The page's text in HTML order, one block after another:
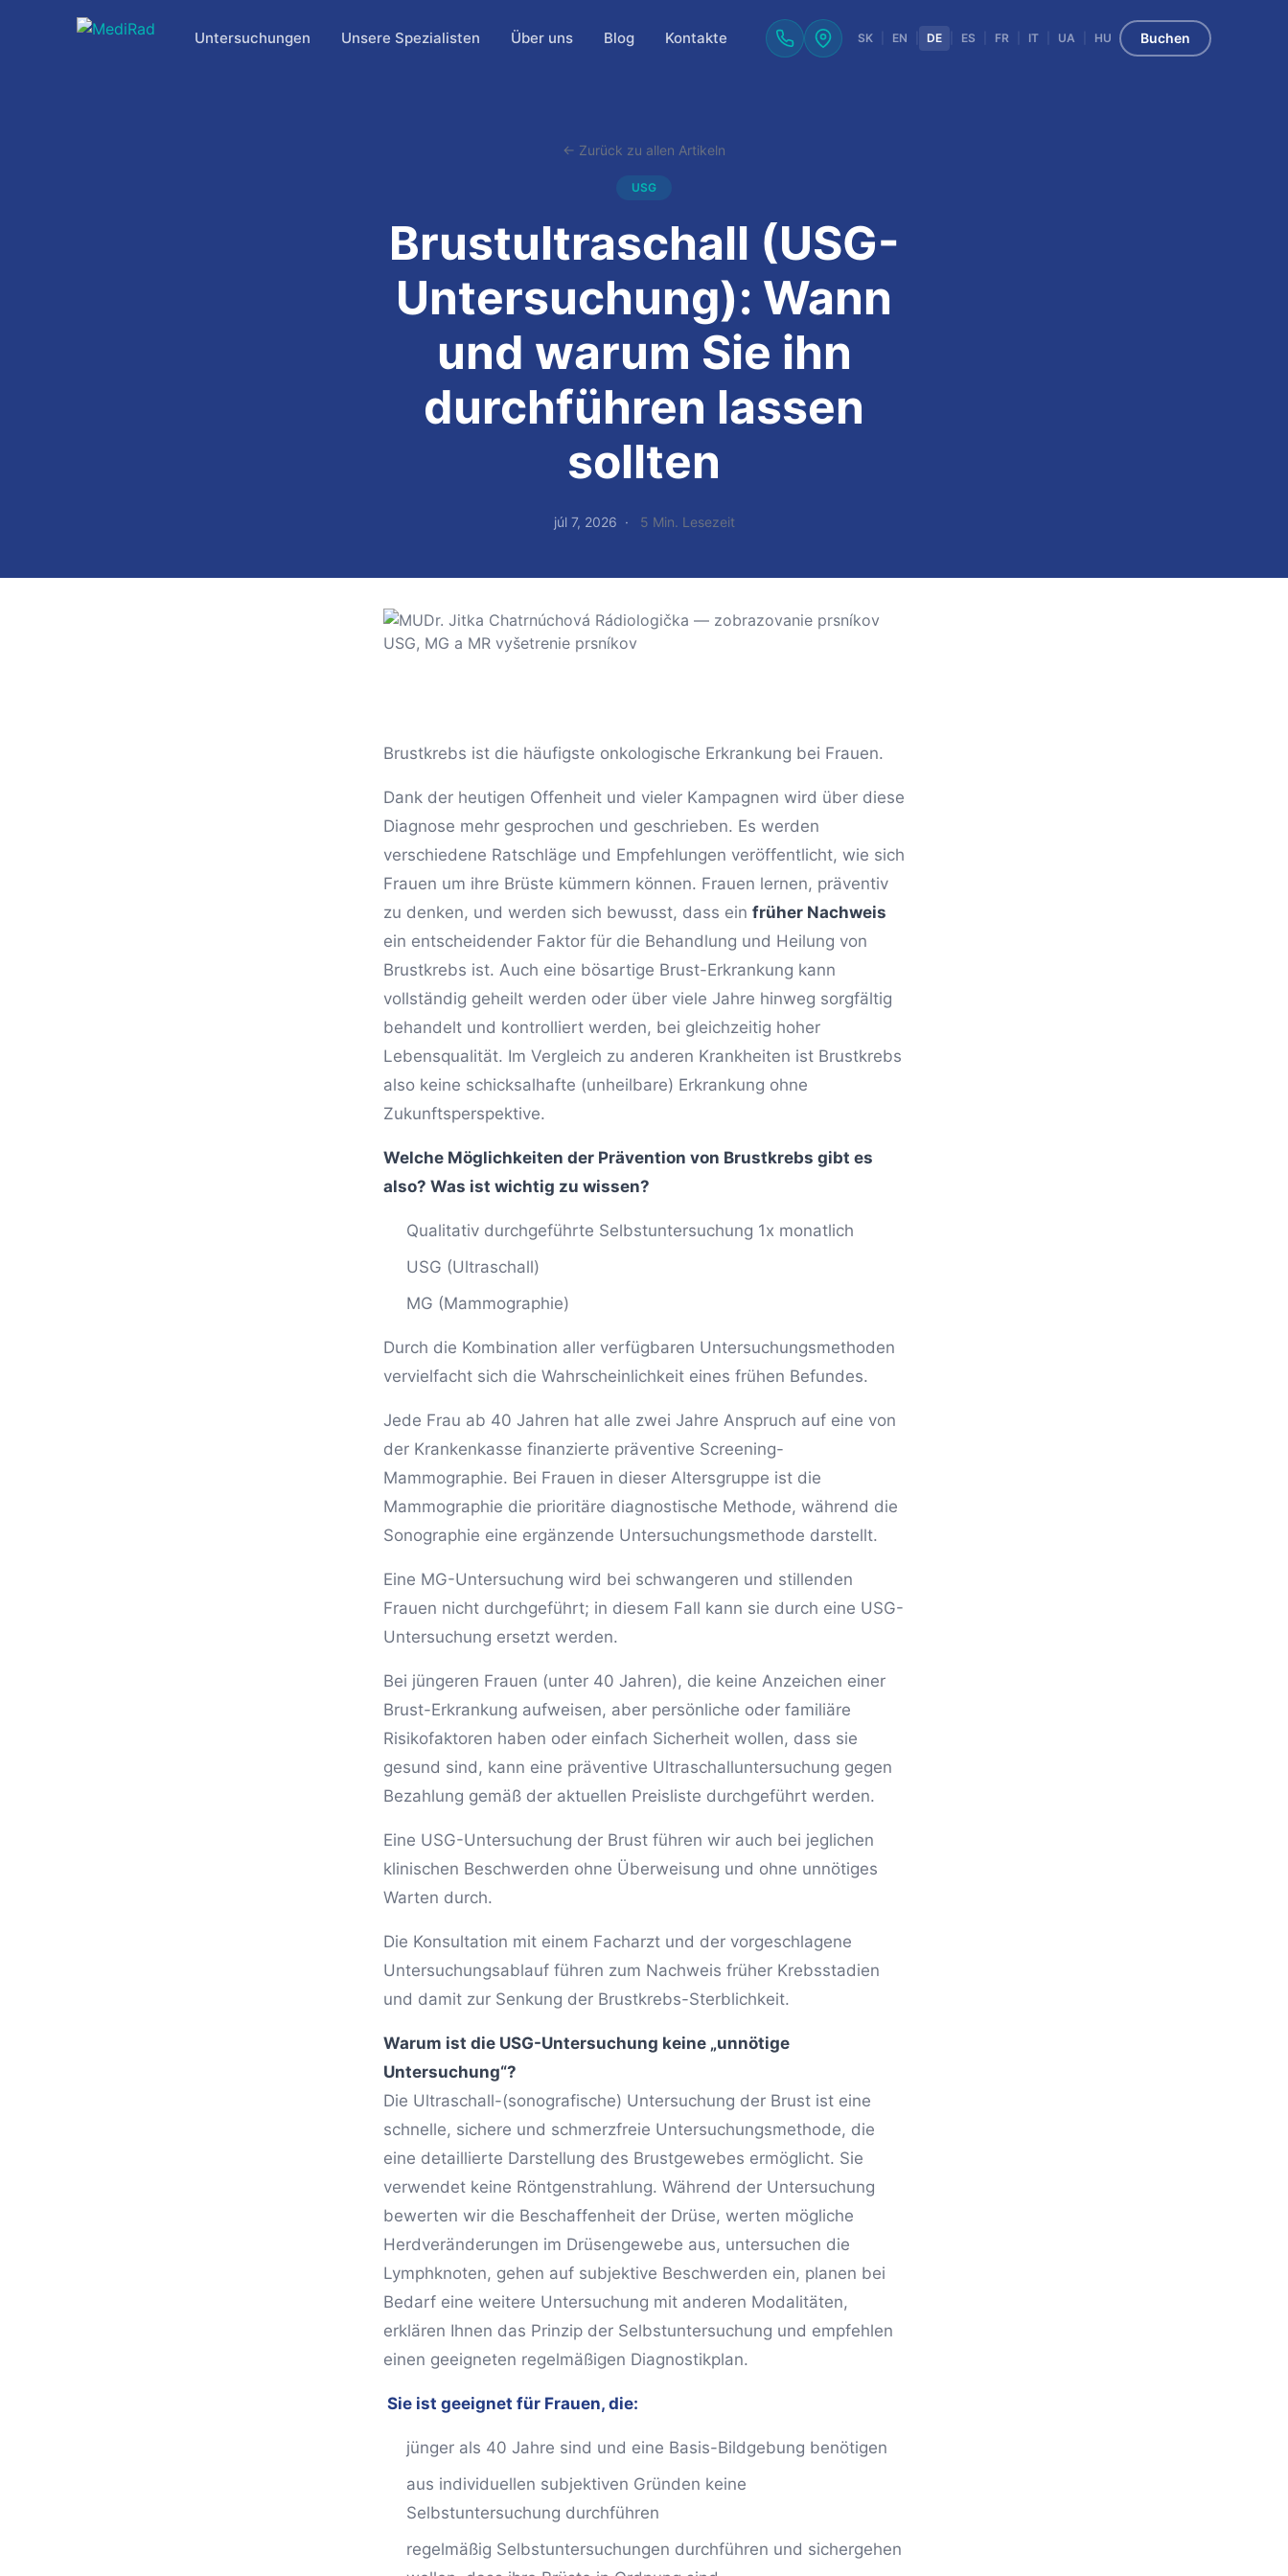
Untersuchungen Unsere Spezialisten Über uns Blog Kontakte SK EN DE ES FR IT UA HU Buchen
← Zurück zu allen Artikeln
USG
Brustultraschall (USG-
Untersuchung): Wann
und warum Sie ihn
durchführen lassen
sollten
júl 7, 2026 5 Min. Lesezeit
Brustkrebs ist die häufigste onkologische Erkrankung bei Frauen.
Dank der heutigen Offenheit und vieler Kampagnen wird über diese
Diagnose mehr gesprochen und geschrieben. Es werden
verschiedene Ratschläge und Empfehlungen veröffentlicht, wie sich
Frauen um ihre Brüste kümmern können. Frauen lernen, präventiv
zu denken, und werden sich bewusst, dass ein früher Nachweis
ein entscheidender Faktor für die Behandlung und Heilung von
Brustkrebs ist. Auch eine bösartige Brust-Erkrankung kann
vollständig geheilt werden oder über viele Jahre hinweg sorgfältig
behandelt und kontrolliert werden, bei gleichzeitig hoher
Lebensqualität. Im Vergleich zu anderen Krankheiten ist Brustkrebs
also keine schicksalhafte (unheilbare) Erkrankung ohne
Zukunftsperspektive.
Welche Möglichkeiten der Prävention von Brustkrebs gibt es
also? Was ist wichtig zu wissen?
Qualitativ durchgeführte Selbstuntersuchung 1x monatlich
USG (Ultraschall)
MG (Mammographie)
Durch die Kombination aller verfügbaren Untersuchungsmethoden
vervielfacht sich die Wahrscheinlichkeit eines frühen Befundes.
Jede Frau ab 40 Jahren hat alle zwei Jahre Anspruch auf eine von
der Krankenkasse finanzierte präventive Screening-
Mammographie. Bei Frauen in dieser Altersgruppe ist die
Mammographie die prioritäre diagnostische Methode, während die
Sonographie eine ergänzende Untersuchungsmethode darstellt.
Eine MG-Untersuchung wird bei schwangeren und stillenden
Frauen nicht durchgeführt; in diesem Fall kann sie durch eine USG-
Untersuchung ersetzt werden.
Bei jüngeren Frauen (unter 40 Jahren), die keine Anzeichen einer
Brust-Erkrankung aufweisen, aber persönliche oder familiäre
Risikofaktoren haben oder einfach Sicherheit wollen, dass sie
gesund sind, kann eine präventive Ultraschalluntersuchung gegen
Bezahlung gemäß der aktuellen Preisliste durchgeführt werden.
Eine USG-Untersuchung der Brust führen wir auch bei jeglichen
klinischen Beschwerden ohne Überweisung und ohne unnötiges
Warten durch.
Die Konsultation mit einem Facharzt und der vorgeschlagene
Untersuchungsablauf führen zum Nachweis früher Krebsstadien
und damit zur Senkung der Brustkrebs-Sterblichkeit.
Warum ist die USG-Untersuchung keine „unnötige
Untersuchung“?
Die Ultraschall-(sonografische) Untersuchung der Brust ist eine
schnelle, sichere und schmerzfreie Untersuchungsmethode, die
eine detaillierte Darstellung des Brustgewebes ermöglicht. Sie
verwendet keine Röntgenstrahlung. Während der Untersuchung
bewerten wir die Beschaffenheit der Drüse, werten mögliche
Herdveränderungen im Drüsengewebe aus, untersuchen die
Lymphknoten, gehen auf subjektive Beschwerden ein, planen bei
Bedarf eine weitere Untersuchung mit anderen Modalitäten,
erklären Ihnen das Prinzip der Selbstuntersuchung und empfehlen
einen geeigneten regelmäßigen Diagnostikplan.
Sie ist geeignet für Frauen, die:
jünger als 40 Jahre sind und eine Basis-Bildgebung benötigen
aus individuellen subjektiven Gründen keine
Selbstuntersuchung durchführen
regelmäßig Selbstuntersuchungen durchführen und sichergehen